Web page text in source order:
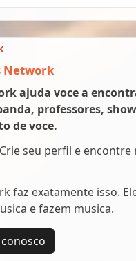
Network
ajuda voce a
professores,
de voce.
seu perfil e encontre
faz exatamente isso.
e fazem musica.
conosco